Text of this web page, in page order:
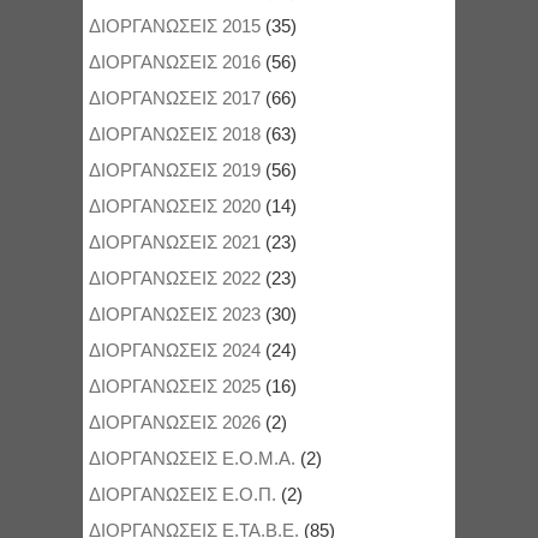
/HOME/WWW/TOLMIKILKIS.GR/WP-
CONTENT/PLUGINS/DK-NEW-MEDIAS-
ON LINE144
ΔΙΟΡΓΑΝΩΣΕΙΣ 2015 (35)
ΔΙΟΡΓΑΝΩΣΕΙΣ 2016 (56)
ΔΙΟΡΓΑΝΩΣΕΙΣ 2017 (66)
ΔΙΟΡΓΑΝΩΣΕΙΣ 2018 (63)
ΔΙΟΡΓΑΝΩΣΕΙΣ 2019 (56)
ΔΙΟΡΓΑΝΩΣΕΙΣ 2020 (14)
ΔΙΟΡΓΑΝΩΣΕΙΣ 2021 (23)
ΔΙΟΡΓΑΝΩΣΕΙΣ 2022 (23)
ΔΙΟΡΓΑΝΩΣΕΙΣ 2023 (30)
ΔΙΟΡΓΑΝΩΣΕΙΣ 2024 (24)
ΔΙΟΡΓΑΝΩΣΕΙΣ 2025 (16)
ΔΙΟΡΓΑΝΩΣΕΙΣ 2026 (2)
ΔΙΟΡΓΑΝΩΣΕΙΣ Ε.Ο.Μ.Α. (2)
ΔΙΟΡΓΑΝΩΣΕΙΣ Ε.Ο.Π. (2)
ΔΙΟΡΓΑΝΩΣΕΙΣ Ε.ΤΑ.Β.Ε. (85)